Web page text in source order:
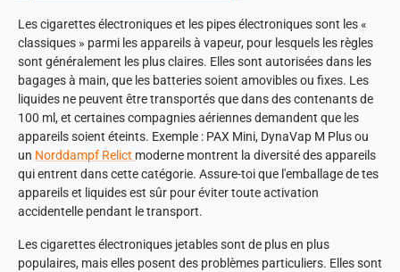
Les cigarettes électroniques et les pipes électroniques sont les «
classiques » parmi les appareils à vapeur, pour lesquels les règles
sont généralement les plus claires. Elles sont autorisées dans les
bagages à main, que les batteries soient amovibles ou fixes. Les
liquides ne peuvent être transportés que dans des contenants de
100 ml, et certaines compagnies aériennes demandent que les
appareils soient éteints. Exemple : PAX Mini, DynaVap M Plus ou
un Norddampf Relict moderne montrent la diversité des appareils
qui entrent dans cette catégorie. Assure-toi que l'emballage de tes
appareils et liquides est sûr pour éviter toute activation
accidentelle pendant le transport.
Les cigarettes électroniques jetables sont de plus en plus
populaires, mais elles posent des problèmes particuliers. Elles sont